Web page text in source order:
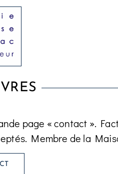
page « contact ».
Membre de la